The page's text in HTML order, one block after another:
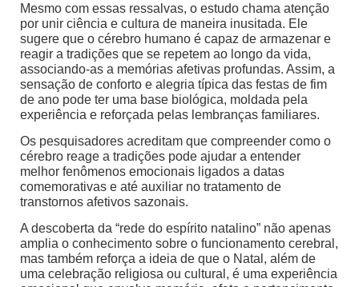
Mesmo com essas ressalvas, o estudo chama atenção
por unir ciência e cultura de maneira inusitada. Ele
sugere que o cérebro humano é capaz de armazenar e
reagir a tradições que se repetem ao longo da vida,
associando-as a memórias afetivas profundas. Assim, a
sensação de conforto e alegria típica das festas de fim
de ano pode ter uma base biológica, moldada pela
experiência e reforçada pelas lembranças familiares.
Os pesquisadores acreditam que compreender como o
cérebro reage a tradições pode ajudar a entender
melhor fenômenos emocionais ligados a datas
comemorativas e até auxiliar no tratamento de
transtornos afetivos sazonais.
A descoberta da “rede do espírito natalino” não apenas
amplia o conhecimento sobre o funcionamento cerebral,
mas também reforça a ideia de que o Natal, além de
uma celebração religiosa ou cultural, é uma experiência